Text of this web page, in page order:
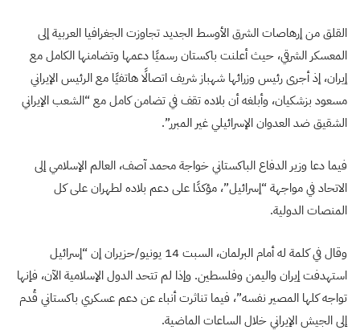
القلق من إرهاصات الشرق الأوسط الجديد تجاوزت الجغرافيا العربية إلى
المعسكر الشرقي، حيث أعلنت باكستان رسميًا دعمها وتضامنها الكامل مع
إيران، إذ أجرى رئيس وزرائها شهباز شريف اتصالًا هاتفيًا مع الرئيس الإيراني
مسعود بزشكيان، وأبلغه أن بلاده تقف في تضامن كامل مع “الشعب الإيراني
الشقيق ضد العدوان الإسرائيلي غير المبرر”.
فيما دعا وزير الدفاع الباكستاني خواجة محمد آصف، العالم الإسلامي إلى
الاتحاد في مواجهة “إسرائيل”، مؤكدًا على دعم بلاده لطهران على كل
المنصات الدولية.
وقال في كلمة له أمام البرلمان، السبت 14 يونيو/حزيران إن “إسرائيل
استهدفت إيران واليمن وفلسطين. وإذا لم تتحد الدول الإسلامية الآن، فإنها
تواجه كلها المصير نفسه”، فيما تناثرت أنباء عن دعم عسكري باكستاني قُدم
إلى الجيش الإيراني خلال الساعات الماضية.